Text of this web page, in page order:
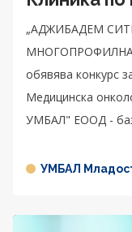
„АДЖИБАДЕМ
обявява конкурс
Медицинска
УМБАЛ" ЕООД -
УМБАЛ